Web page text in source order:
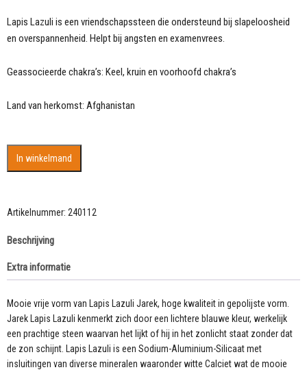
Lapis Lazuli is een vriendschapssteen die ondersteund bij slapeloosheid
en overspannenheid. Helpt bij angsten en examenvrees.
Geassocieerde chakra’s: Keel, kruin en voorhoofd chakra’s
Land van herkomst: Afghanistan
Mooie
Lapis
Jarek
kwaliteit
In winkelmand
Artikelnummer: 240112
Beschrijving
Extra informatie
Mooie vrije vorm van Lapis Lazuli Jarek, hoge kwaliteit in gepolijste vorm.
Jarek Lapis Lazuli kenmerkt zich door een lichtere blauwe kleur, werkelijk
een prachtige steen waarvan het lijkt of hij in het zonlicht staat zonder dat
de zon schijnt. Lapis Lazuli is een Sodium-Aluminium-Silicaat met
insluitingen van diverse mineralen waaronder witte Calciet wat de mooie